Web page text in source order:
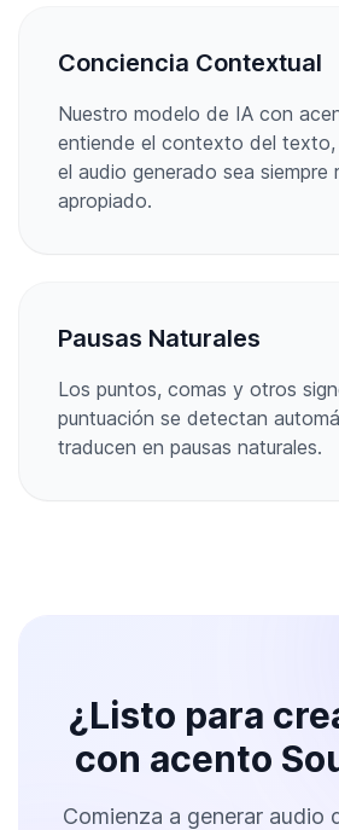
Conciencia Contextual
Nuestro modelo de IA con
entiende el contexto del texto,
el audio generado sea siempre
apropiado.
Pausas Naturales
Los puntos, comas y otros
puntuación se detectan
traducen en pausas naturales.
¿Listo para
con acento
Comienza a generar audio